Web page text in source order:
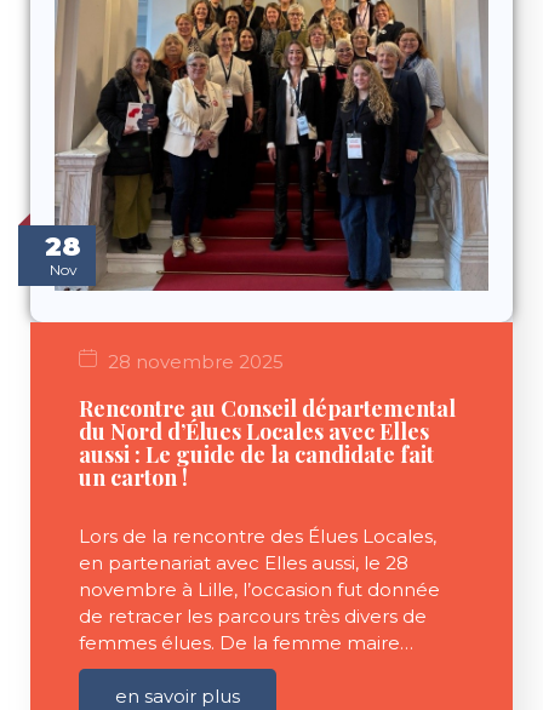
28
Nov
28 novembre 2025
Rencontre au Conseil départemental
du Nord d’Élues Locales avec Elles
aussi : Le guide de la candidate fait
un carton !
Lors de la rencontre des Élues Locales,
en partenariat avec Elles aussi, le 28
novembre à Lille, l’occasion fut donnée
de retracer les parcours très divers de
femmes élues. De la femme maire…
en savoir plus